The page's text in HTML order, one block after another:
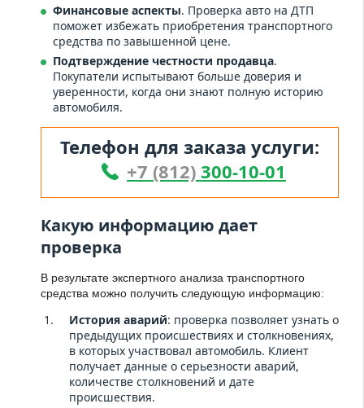
Финансовые аспекты. Проверка авто на ДТП
поможет избежать приобретения транспортного
средства по завышенной цене.
Подтверждение честности продавца.
Покупатели испытывают больше доверия и
уверенности, когда они знают полную историю
автомобиля.
Телефон для заказа услуги:
+7 (812) 300-10-01
Какую информацию дает
проверка
В результате экспертного анализа транспортного
средства можно получить следующую информацию:
История аварий: проверка позволяет узнать о
предыдущих происшествиях и столкновениях,
в которых участвовал автомобиль. Клиент
получает данные о серьезности аварий,
количестве столкновений и дате
происшествия.